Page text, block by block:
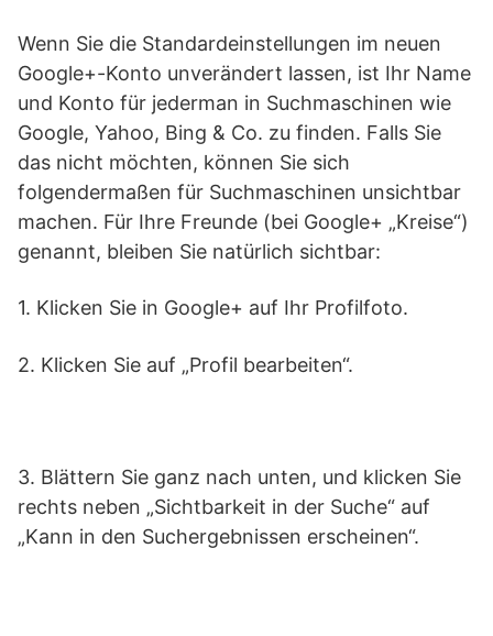
Wenn Sie die Standardeinstellungen im neuen
Google+-Konto unverändert lassen, ist Ihr Name
und Konto für jederman in Suchmaschinen wie
Google, Yahoo, Bing & Co. zu finden. Falls Sie
das nicht möchten, können Sie sich
folgendermaßen für Suchmaschinen unsichtbar
machen. Für Ihre Freunde (bei Google+ „Kreise“)
genannt, bleiben Sie natürlich sichtbar:
1. Klicken Sie in Google+ auf Ihr Profilfoto.
2. Klicken Sie auf „Profil bearbeiten“.
3. Blättern Sie ganz nach unten, und klicken Sie
rechts neben „Sichtbarkeit in der Suche“ auf
„Kann in den Suchergebnissen erscheinen“.